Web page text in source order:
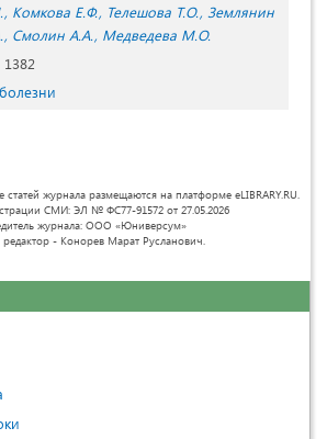
Комкова Е.Ф. Телешова Т.О. Землянин
Смолин А.А. Медведева М.О.
1382
статей журнала размещаются на платформе eLIBRARY.RU.
СМИ: ЭЛ № ФС77-91572 от 27.05.2026
журнала: ООО «Юниверсум»
редактор - Конорев Марат Русланович.